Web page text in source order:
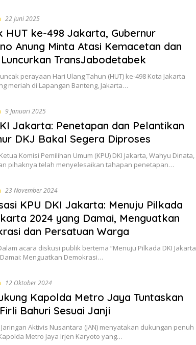
22 Juni 2025
HUT ke-498 Jakarta, Gubernur
Anung Minta Atasi Kemacetan dan
TransJabodetabek
perayaan Hari Ulang Tahun (HUT) ke-498 Kota Jakarta
meriah di Lapangan Banteng, Jakarta…
9 Januari 2025
Jakarta: Penetapan dan Pelantikan
DKJ Bakal Segera Diproses
Komisi Pemilihan Umum (KPU) DKI Jakarta, Wahyu Dinata,
pihaknya telah menyelesaikan tahapan penetapan…
23 November 2024
KPU DKI Jakarta: Menuju Pilkada
2024 yang Damai, Menguatkan
dan Persatuan Warga
acara diskusi publik bertema “Menuju Pilkada DKI Jakarta
Menguatkan Demokrasi…
12 Oktober 2024
Kapolda Metro Jaya Tuntaskan
Bahuri Sesuai Janji
Jaringan Aktivis Nusantara (JAN) menyatakan dukungan penuh
Metro Jaya Irjen Karyoto yang…